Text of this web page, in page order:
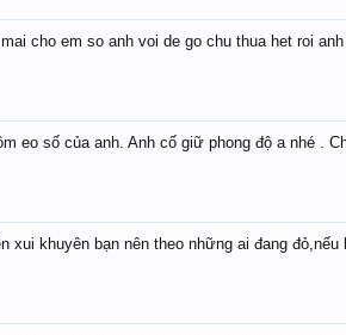
cho em so anh voi de go chu thua het roi
eo số của anh. Anh cố giữ phong độ a nhé .
xui khuyên bạn nên theo những ai đang